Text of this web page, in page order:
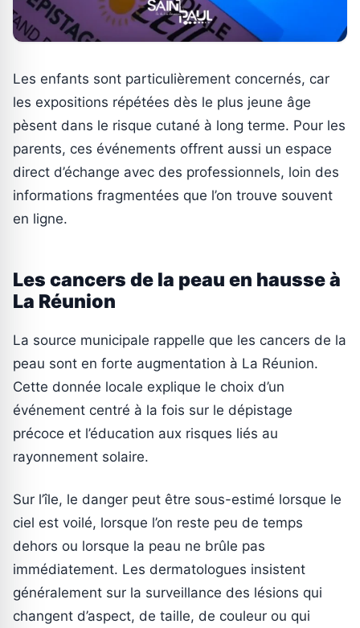
Les enfants sont particulièrement concernés, car
les expositions répétées dès le plus jeune âge
pèsent dans le risque cutané à long terme. Pour les
parents, ces événements offrent aussi un espace
direct d’échange avec des professionnels, loin des
informations fragmentées que l’on trouve souvent
en ligne.
Les cancers de la peau en hausse à
La Réunion
La source municipale rappelle que les cancers de la
peau sont en forte augmentation à La Réunion.
Cette donnée locale explique le choix d’un
événement centré à la fois sur le dépistage
précoce et l’éducation aux risques liés au
rayonnement solaire.
Sur l’île, le danger peut être sous-estimé lorsque le
ciel est voilé, lorsque l’on reste peu de temps
dehors ou lorsque la peau ne brûle pas
immédiatement. Les dermatologues insistent
généralement sur la surveillance des lésions qui
changent d’aspect, de taille, de couleur ou qui